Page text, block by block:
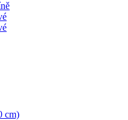
cm)